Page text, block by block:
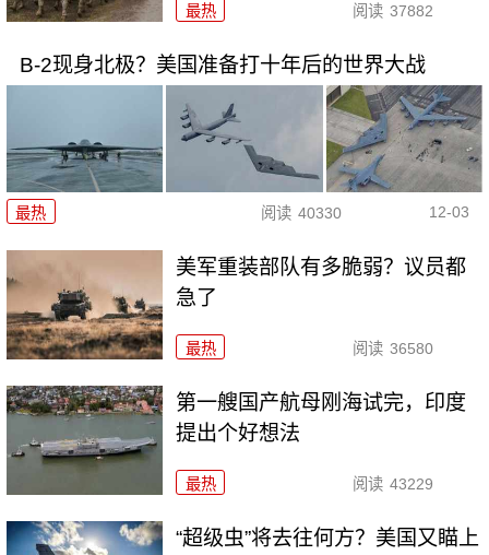
最热 阅读 37882
B-2现身北极？美国准备打十年后的世界大战
最热 阅读 40330 12-03
美军重装部队有多脆弱？议员都
急了
最热 阅读 36580
第一艘国产航母刚海试完，印度
提出个好想法
最热 阅读 43229
“超级虫”将去往何方？美国又瞄上